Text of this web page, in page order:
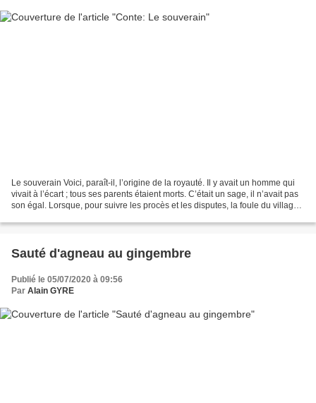
Le souverain Voici, paraît-il, l’origine de la royauté. Il y avait un homme qui
vivait à l’écart ; tous ses parents étaient morts. C’était un sage, il n’avait pas
son égal. Lorsque, pour suivre les procès et les disputes, la foule du village
Sauté d'agneau au gingembre
Publié le 05/07/2020 à 09:56
Par Alain GYRE